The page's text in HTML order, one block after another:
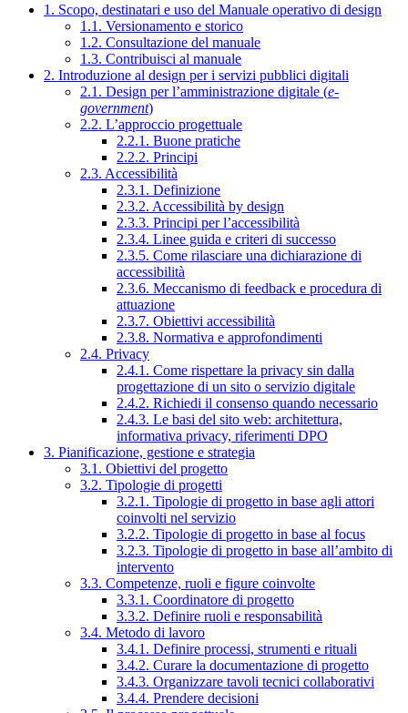
1. Scopo, destinatari e uso del Manuale operativo di design
1.1. Versionamento e storico
1.2. Consultazione del manuale
1.3. Contribuisci al manuale
2. Introduzione al design per i servizi pubblici digitali
2.1. Design per l’amministrazione digitale (e-
government)
2.2. L’approccio progettuale
2.2.1. Buone pratiche
2.2.2. Principi
2.3. Accessibilità
2.3.1. Definizione
2.3.2. Accessibilità by design
2.3.3. Principi per l’accessibilità
2.3.4. Linee guida e criteri di successo
2.3.5. Come rilasciare una dichiarazione di
accessibilità
2.3.6. Meccanismo di feedback e procedura di
attuazione
2.3.7. Obiettivi accessibilità
2.3.8. Normativa e approfondimenti
2.4. Privacy
2.4.1. Come rispettare la privacy sin dalla
progettazione di un sito o servizio digitale
2.4.2. Richiedi il consenso quando necessario
2.4.3. Le basi del sito web: architettura,
informativa privacy, riferimenti DPO
3. Pianificazione, gestione e strategia
3.1. Obiettivi del progetto
3.2. Tipologie di progetti
3.2.1. Tipologie di progetto in base agli attori
coinvolti nel servizio
3.2.2. Tipologie di progetto in base al focus
3.2.3. Tipologie di progetto in base all’ambito di
intervento
3.3. Competenze, ruoli e figure coinvolte
3.3.1. Coordinatore di progetto
3.3.2. Definire ruoli e responsabilità
3.4. Metodo di lavoro
3.4.1. Definire processi, strumenti e rituali
3.4.2. Curare la documentazione di progetto
3.4.3. Organizzare tavoli tecnici collaborativi
3.4.4. Prendere decisioni